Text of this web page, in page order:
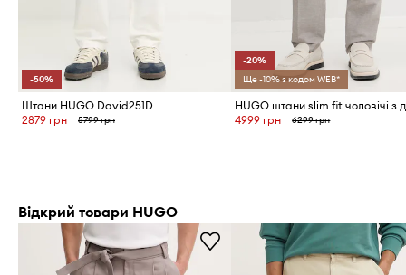
-50%
Штани HUGO David251D
2879 грн
5799 грн
-20%
Ще -10% з кодом WEB*
4999 грн 6299 грн
Відкрий товари HUGO